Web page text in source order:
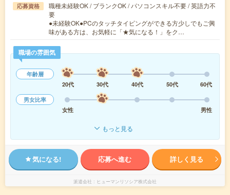
応募資格
職種未経験OK / ブランクOK / パソコンスキル不要 / 英語力不
要
●未経験OK●PCのタッチタイピングができる方少しでもご興
味がある方は、お気軽に「★気になる！」をク…
職場の雰囲気
年齢層
20代
30代 40代 50代
60代
男女比率
女性
男性
もっと見る
気になる! 応募へ進む 詳しく見る
派遣会社 ヒューマンリソシア株式会社